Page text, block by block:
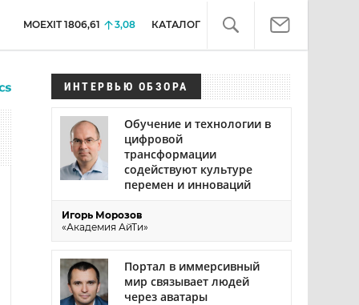
MOEXIT 1806,61 3,08 КАТАЛОГ
ИНТЕРВЬЮ ОБЗОРА
Обучение и технологии в
цифровой
трансформации
содействуют культуре
перемен и инноваций
Игорь Морозов
«Академия АйТи»
Портал в иммерсивный
мир связывает людей
через аватары